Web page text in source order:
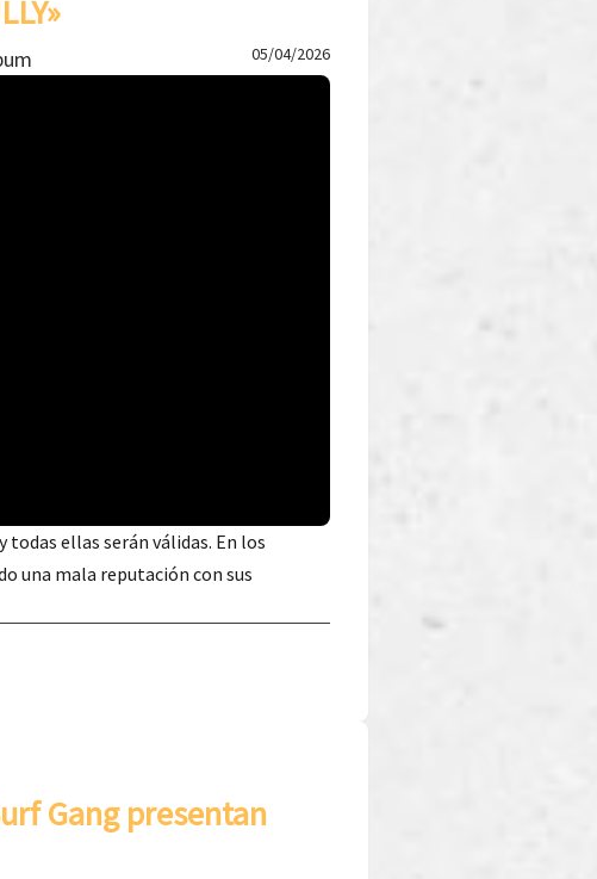
05/04/2026
todas ellas serán válidas. En los
una mala reputación con sus
Gang presentan